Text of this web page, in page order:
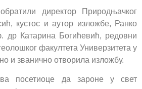
директор Природњачког
кустос и аутор изложбе, Ранко
др Катарина Богићевић, редовни
факултета Универзитета у
и званично отворила изложбу.
посетиоце да зароне у свет